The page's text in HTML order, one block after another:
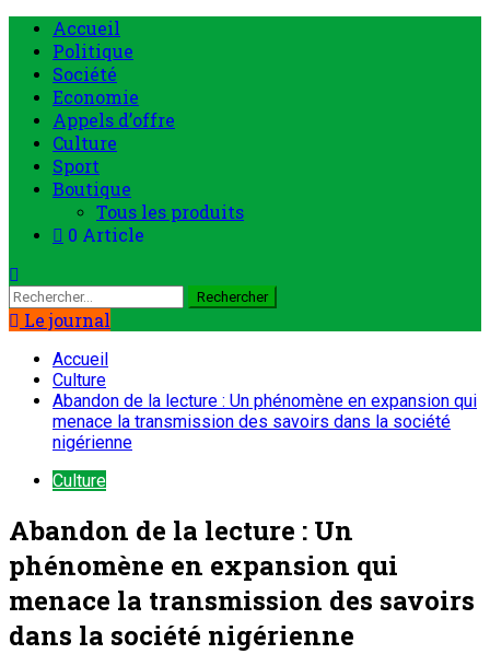
Accueil
Politique
Société
Economie
Appels d’offre
Culture
Sport
Boutique
Tous les produits
0 Article
Le journal
Accueil
Culture
Abandon de la lecture : Un phénomène en expansion qui
menace la transmission des savoirs dans la société
nigérienne
Culture
Abandon de la lecture : Un
phénomène en expansion qui
menace la transmission des savoirs
dans la société nigérienne